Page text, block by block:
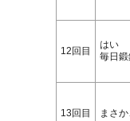
12回目
はい
毎日
13回目 まさ